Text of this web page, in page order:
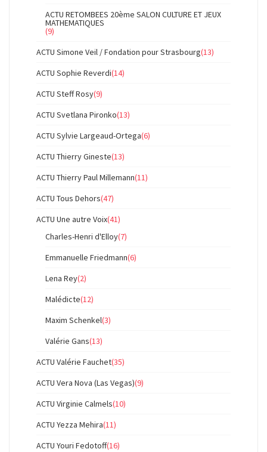
ACTU RETOMBEES 20ème SALON CULTURE ET JEUX
MATHEMATIQUES
(9)
ACTU Simone Veil / Fondation pour Strasbourg(13)
ACTU Sophie Reverdi(14)
ACTU Steff Rosy(9)
ACTU Svetlana Pironko(13)
ACTU Sylvie Largeaud-Ortega(6)
ACTU Thierry Gineste(13)
ACTU Thierry Paul Millemann(11)
ACTU Tous Dehors(47)
ACTU Une autre Voix(41)
Charles-Henri d'Elloy(7)
Emmanuelle Friedmann(6)
Lena Rey(2)
Malédicte(12)
Maxim Schenkel(3)
Valérie Gans(13)
ACTU Valérie Fauchet(35)
ACTU Vera Nova (Las Vegas)(9)
ACTU Virginie Calmels(10)
ACTU Yezza Mehira(11)
ACTU Youri Fedotoff(16)